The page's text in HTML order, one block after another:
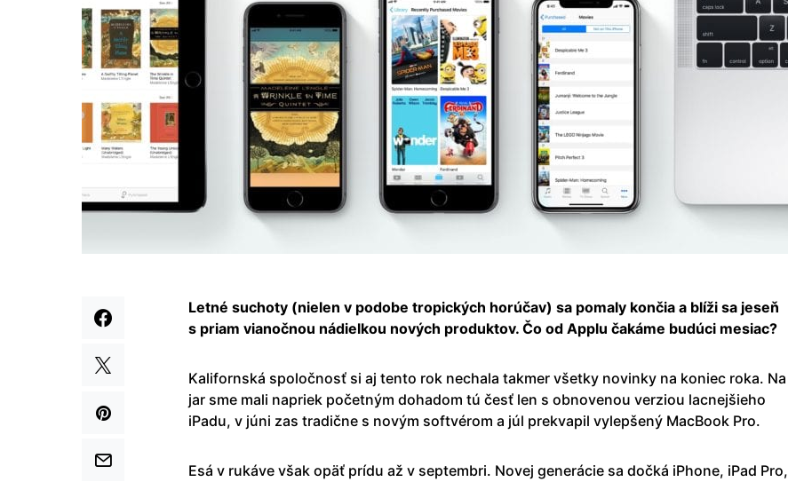
Letné suchoty (nielen v podobe tropických horúčav) sa pomaly končia a blíži sa jeseň
s priam vianočnou nádielkou nových produktov. Čo od Applu čakáme budúci mesiac?
Kalifornská spoločnosť si aj tento rok nechala takmer všetky novinky na koniec roka. Na
jar sme mali napriek početným dohadom tú česť len s obnovenou verziou lacnejšieho
iPadu, v júni zas tradične s novým softvérom a júl prekvapil vylepšený MacBook Pro.
Esá v rukáve však opäť prídu až v septembri. Novej generácie sa dočká iPhone, iPad Pro,